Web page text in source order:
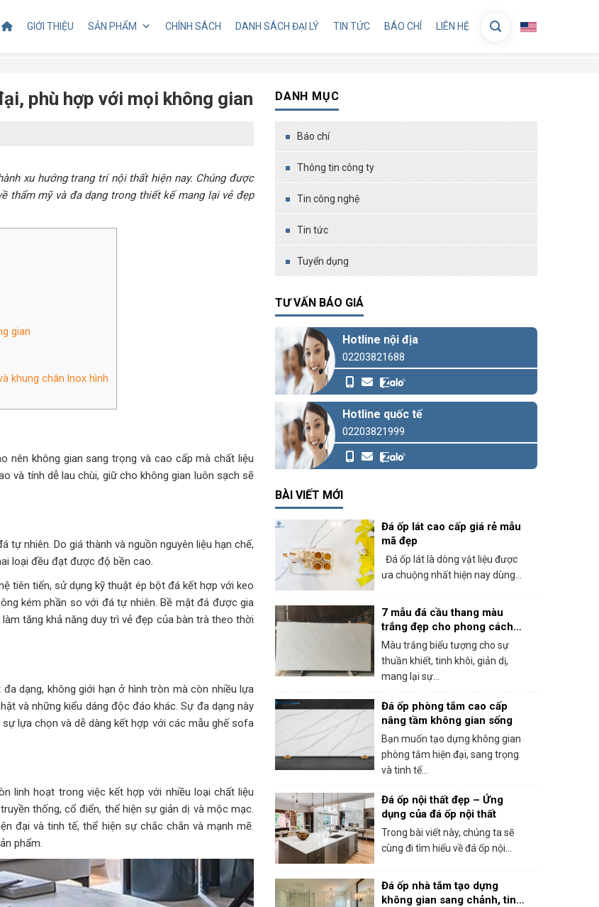
GIỚI THIỆU SẢN PHẨM CHÍNH SÁCH DANH SÁCH ĐẠI LÝ TIN TỨC BÁO CHÍ LIÊN HỆ
phù hợp với mọi không gian
xu hướng trang trí nội thất hiện nay. Chúng được
thẩm mỹ và đa dạng trong thiết kế mang lại vẻ đẹp
gian
khung chân Inox hình
nên không gian sang trọng và cao cấp mà chất liệu
và tính dễ lau chùi, giữ cho không gian luôn sạch sẽ
nhiên. Do giá thành và nguồn nguyên liệu hạn chế,
loại đều đạt được độ bền cao.
tiên tiến, sử dụng kỹ thuật ép bột đá kết hợp với keo
kém phần so với đá tự nhiên. Bề mặt đá được gia
tăng khả năng duy trì vẻ đẹp của bàn trà theo thời
dạng, không giới hạn ở hình tròn mà còn nhiều lựa
và những kiểu dáng độc đáo khác. Sự đa dạng này
lựa chọn và dễ dàng kết hợp với các mẫu ghế sofa
linh hoạt trong việc kết hợp với nhiều loại chất liệu
thống, cổ điển, thể hiện sự giản dị và mộc mạc.
đại và tinh tế, thể hiện sự chắc chắn và mạnh mẽ.
phẩm.
DANH MỤC
Báo chí
Thông tin công ty
Tin công nghệ
Tin tức
Tuyển dụng
TƯ VẤN BÁO GIÁ
Hotline nội địa
02203821688
Hotline quốc tế
02203821999
BÀI VIẾT MỚI
Đá ốp lát cao cấp giá rẻ mẫu
mã đẹp
Đá ốp lát là dòng vật liệu được
ưa chuộng nhất hiện nay dùng...
7 mẫu đá cầu thang màu
trắng đẹp cho phong cách
hiện đại
Màu trắng biểu tượng cho sự
thuần khiết, tinh khôi, giản dị,
mang lại sự...
Đá ốp phòng tắm cao cấp
nâng tầm không gian sống
Bạn muốn tạo dựng không gian
phòng tắm hiện đại, sang trọng
và tinh tế...
Đá ốp nội thất đẹp – Ứng
dụng của đá ốp nội thất
Trong bài viết này, chúng ta sẽ
cùng đi tìm hiểu về đá ốp nội...
Đá ốp nhà tắm tạo dựng
không gian sang chảnh, tinh